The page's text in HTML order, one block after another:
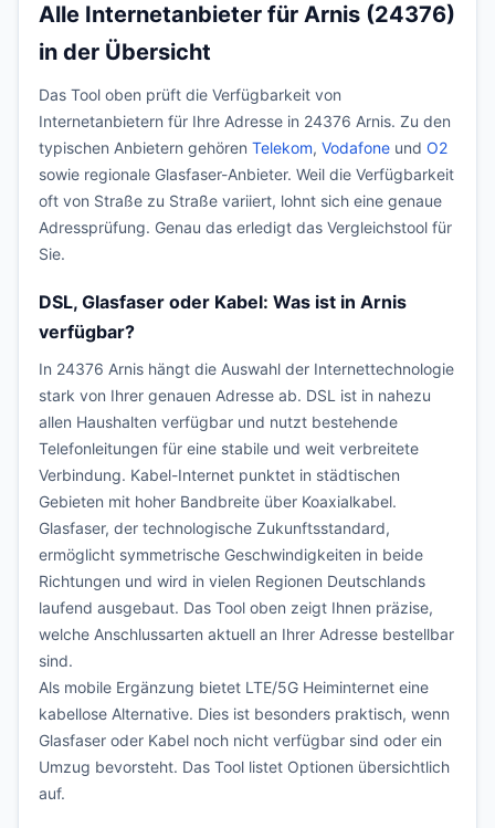
Alle Internetanbieter für Arnis (24376)
in der Übersicht
Das Tool oben prüft die Verfügbarkeit von
Internetanbietern für Ihre Adresse in 24376 Arnis. Zu den
typischen Anbietern gehören Telekom, Vodafone und O2
sowie regionale Glasfaser-Anbieter. Weil die Verfügbarkeit
oft von Straße zu Straße variiert, lohnt sich eine genaue
Adressprüfung. Genau das erledigt das Vergleichstool für
Sie.
DSL, Glasfaser oder Kabel: Was ist in Arnis
verfügbar?
In 24376 Arnis hängt die Auswahl der Internettechnologie
stark von Ihrer genauen Adresse ab. DSL ist in nahezu
allen Haushalten verfügbar und nutzt bestehende
Telefonleitungen für eine stabile und weit verbreitete
Verbindung. Kabel-Internet punktet in städtischen
Gebieten mit hoher Bandbreite über Koaxialkabel.
Glasfaser, der technologische Zukunftsstandard,
ermöglicht symmetrische Geschwindigkeiten in beide
Richtungen und wird in vielen Regionen Deutschlands
laufend ausgebaut. Das Tool oben zeigt Ihnen präzise,
welche Anschlussarten aktuell an Ihrer Adresse bestellbar
sind.
Als mobile Ergänzung bietet LTE/5G Heiminternet eine
kabellose Alternative. Dies ist besonders praktisch, wenn
Glasfaser oder Kabel noch nicht verfügbar sind oder ein
Umzug bevorsteht. Das Tool listet Optionen übersichtlich
auf.